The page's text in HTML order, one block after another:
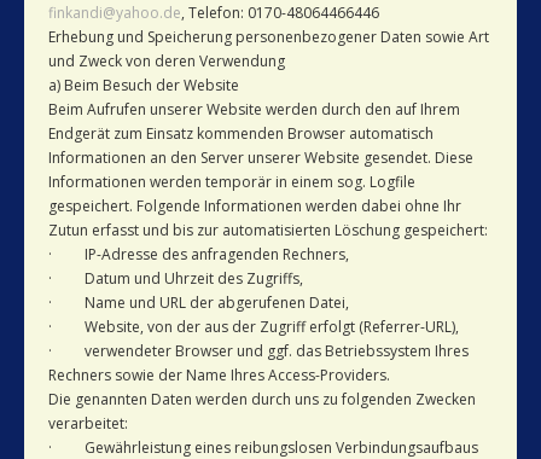
finkandi@yahoo.de, Telefon: 0170-48064466446
Erhebung und Speicherung personenbezogener Daten sowie Art
und Zweck von deren Verwendung
a) Beim Besuch der Website
Beim Aufrufen unserer Website werden durch den auf Ihrem
Endgerät zum Einsatz kommenden Browser automatisch
Informationen an den Server unserer Website gesendet. Diese
Informationen werden temporär in einem sog. Logfile
gespeichert. Folgende Informationen werden dabei ohne Ihr
Zutun erfasst und bis zur automatisierten Löschung gespeichert:
· IP-Adresse des anfragenden Rechners,
· Datum und Uhrzeit des Zugriffs,
· Name und URL der abgerufenen Datei,
· Website, von der aus der Zugriff erfolgt (Referrer-URL),
· verwendeter Browser und ggf. das Betriebssystem Ihres
Rechners sowie der Name Ihres Access-Providers.
Die genannten Daten werden durch uns zu folgenden Zwecken
verarbeitet:
· Gewährleistung eines reibungslosen Verbindungsaufbaus